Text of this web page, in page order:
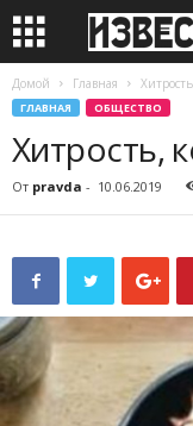
Домой Главная
ГЛАВНАЯ ОБЩЕСТВО
Хитрость,
От pravda - 10.06.2019